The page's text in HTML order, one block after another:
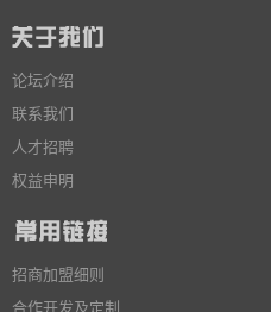
论坛介绍
联系我们
人才招聘
权益申明
招商加盟细则
合作开发及定制